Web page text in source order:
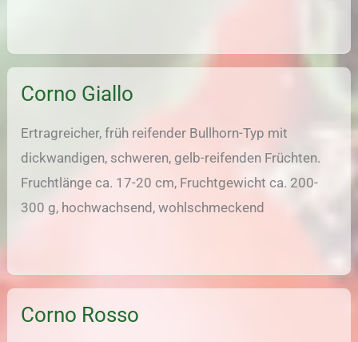
Corno Giallo
Ertragreicher, früh reifender Bullhorn-Typ mit
dickwandigen, schweren, gelb-reifenden Früchten.
Fruchtlänge ca. 17-20 cm, Fruchtgewicht ca. 200-
300 g, hochwachsend, wohlschmeckend
Corno Rosso